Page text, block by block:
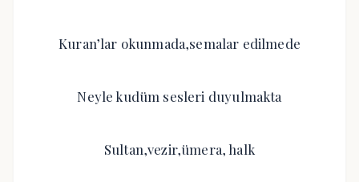
Kuran’lar okunmada,semalar edilmede
Neyle kudüm sesleri duyulmakta
Sultan,vezir,ümera, halk